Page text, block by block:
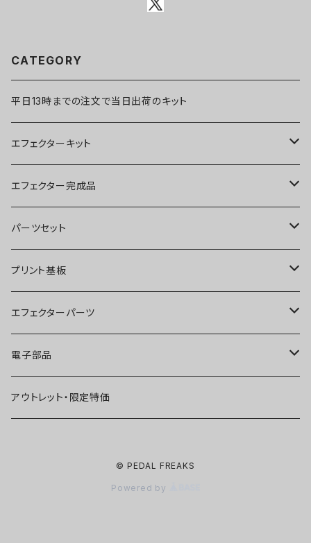
CATEGORY
平日13時までの注文で当日出荷のキット
エフェクターキット
ブースター
オーバードライブ
ディストーション
ファズ
プリアンプ
空間系
エフェクター完成品
ブースター
オーバードライブ
ディストーション
ファズ
空間系
パーツセット
ブースター
オーバードライブ
ディストーション
ファズ
プリント基板
オーバードライブ
ディストーション
ファズ
エフェクターパーツ
スイッチ
ジャック
電子部品
IC
アウトレット・限定特価
© PEDAL FREAKS
Powered by